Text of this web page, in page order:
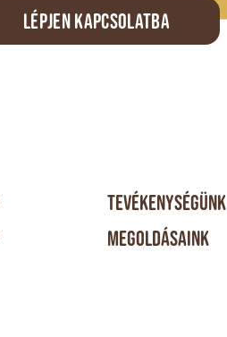
Lépjen kapcsolatba
TEVÉKENYSÉGÜNK
MEGOLDÁSAINK